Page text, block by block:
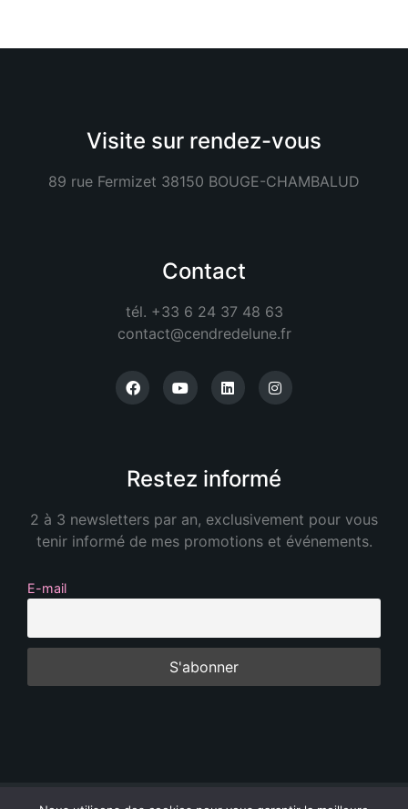
Visite sur rendez-vous
89 rue Fermizet 38150 BOUGE-CHAMBALUD
Contact
tél. +33 6 24 37 48 63
contact@cendredelune.fr
Restez informé
2 à 3 newsletters par an, exclusivement pour vous
tenir informé de mes promotions et événements.
E-mail